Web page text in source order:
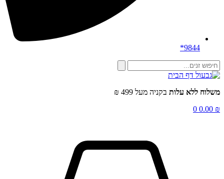
9844*
ללא עלותבקניה מעל 499 ₪
0.00
0